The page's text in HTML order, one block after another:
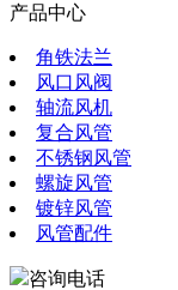
产品中心
角铁法兰
风口风阀
轴流风机
复合风管
不锈钢风管
螺旋风管
镀锌风管
风管配件
咨询电话